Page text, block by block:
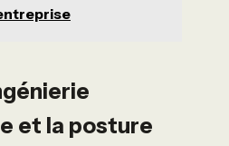
et la posture